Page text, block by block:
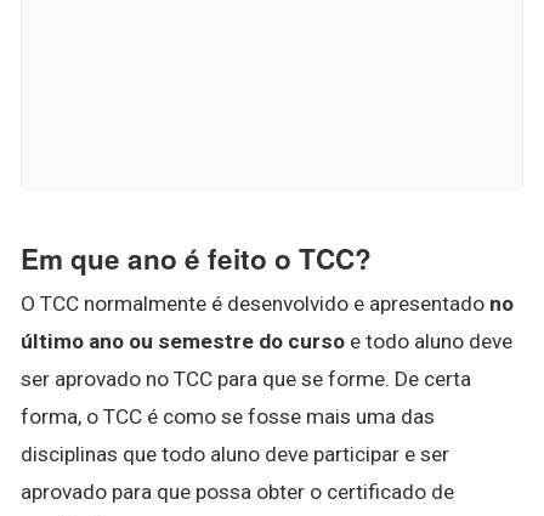
Em que ano é feito o TCC?
O TCC normalmente é desenvolvido e apresentado no
último ano ou semestre do curso e todo aluno deve
ser aprovado no TCC para que se forme. De certa
forma, o TCC é como se fosse mais uma das
disciplinas que todo aluno deve participar e ser
aprovado para que possa obter o certificado de